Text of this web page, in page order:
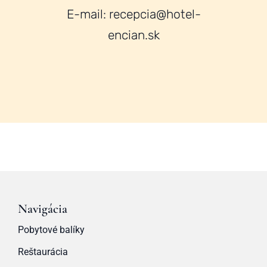
E-mail: recepcia@hotel-
encian.sk
Navigácia
Pobytové balíky
Reštaurácia